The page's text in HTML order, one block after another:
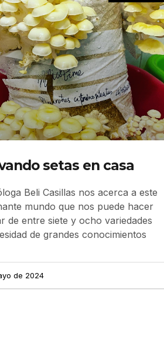
setas en casa
Beli Casillas nos acerca a este
mundo que nos puede hacer
de entre siete y ocho variedades
de grandes conocimientos
de 2024